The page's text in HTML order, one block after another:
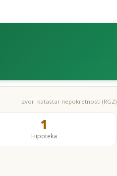
izvor: katastar nepokretnosti (RGZ)
1
Hipoteka